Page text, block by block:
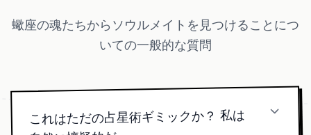
蠍座の魂たちからソウルメイトを見つけることにつ
いての一般的な質問
これはただの占星術ギミックか？ 私は